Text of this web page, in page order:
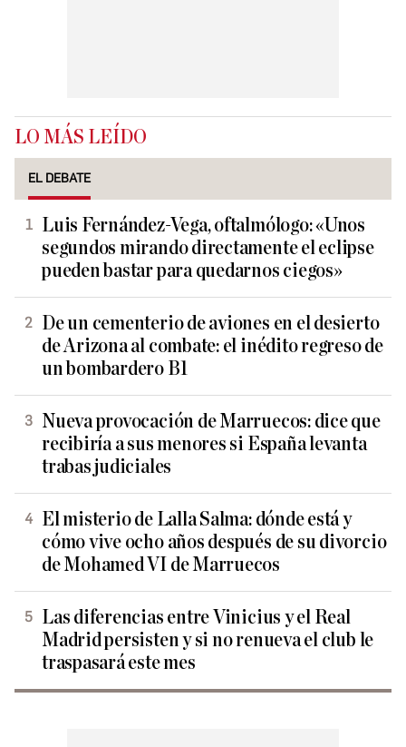
LO MÁS LEÍDO
EL DEBATE
Luis Fernández-Vega, oftalmólogo: «Unos
segundos mirando directamente el eclipse
pueden bastar para quedarnos ciegos»
De un cementerio de aviones en el desierto
de Arizona al combate: el inédito regreso de
un bombardero B1
Nueva provocación de Marruecos: dice que
recibiría a sus menores si España levanta
trabas judiciales
El misterio de Lalla Salma: dónde está y
cómo vive ocho años después de su divorcio
de Mohamed VI de Marruecos
Las diferencias entre Vinicius y el Real
Madrid persisten y si no renueva el club le
traspasará este mes